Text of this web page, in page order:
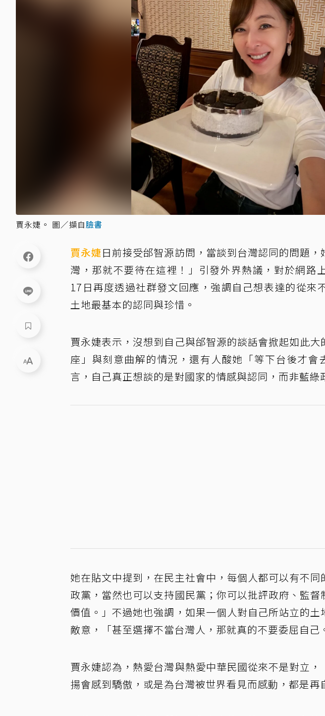
賈永婕。 圖／擷自臉書
賈永婕日前接受邰智源訪問，當談到台灣認同的問題
灣，那就不要待在這裡！」引發外界熱議，對於網路
17日再度透過社群發文回應，強調自己想表達的從來
土地最基本的認同與珍惜。
賈永婕表示，沒想到自己與邰智源的談話會掀起如此
座」與刻意曲解的情況，還有人酸她「等下台後才會
言，自己真正想談的是對國家的情感與認同，而非藍綠
她在貼文中提到，在民主社會中，每個人都可以有不
政黨，當然也可以支持國民黨；你可以批評政府、監
價值。」不過她也強調，如果一個人對自己所站立的
敵意，「甚至選擇不當台灣人，那就真的不要委屈自己
賈永婕認為，熱愛台灣與熱愛中華民國從來不是對立
揚會感到驕傲，或是為台灣被世界看見而感動，都是再